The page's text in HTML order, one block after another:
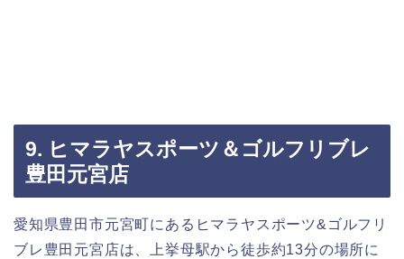
9. ヒマラヤスポーツ＆ゴルフリブレ
豊田元宮店
愛知県豊田市元宮町にあるヒマラヤスポーツ&ゴルフリ
ブレ豊田元宮店は、上挙母駅から徒歩約13分の場所に